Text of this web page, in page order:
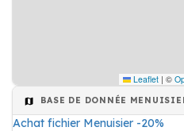
Leaflet | ©
BASE DE DONNÉE
Achat fichier Menuisier -20%